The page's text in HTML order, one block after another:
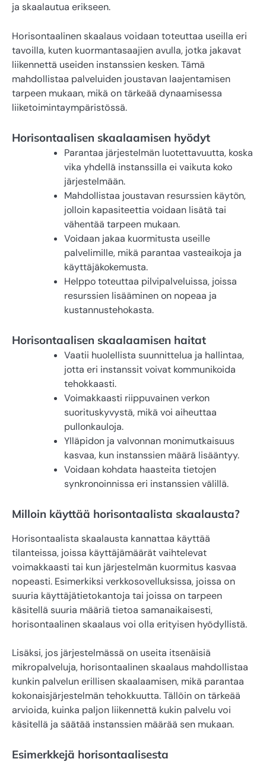
ja skaalautua erikseen.
Horisontaalinen skaalaus voidaan toteuttaa useilla eri
tavoilla, kuten kuormantasaajien avulla, jotka jakavat
liikennettä useiden instanssien kesken. Tämä
mahdollistaa palveluiden joustavan laajentamisen
tarpeen mukaan, mikä on tärkeää dynaamisessa
liiketoimintaympäristössä.
Horisontaalisen skaalaamisen hyödyt
Parantaa järjestelmän luotettavuutta, koska
vika yhdellä instanssilla ei vaikuta koko
järjestelmään.
Mahdollistaa joustavan resurssien käytön,
jolloin kapasiteettia voidaan lisätä tai
vähentää tarpeen mukaan.
Voidaan jakaa kuormitusta useille
palvelimille, mikä parantaa vasteaikoja ja
käyttäjäkokemusta.
Helppo toteuttaa pilvipalveluissa, joissa
resurssien lisääminen on nopeaa ja
kustannustehokasta.
Horisontaalisen skaalaamisen haitat
Vaatii huolellista suunnittelua ja hallintaa,
jotta eri instanssit voivat kommunikoida
tehokkaasti.
Voimakkaasti riippuvainen verkon
suorituskyvystä, mikä voi aiheuttaa
pullonkauloja.
Ylläpidon ja valvonnan monimutkaisuus
kasvaa, kun instanssien määrä lisääntyy.
Voidaan kohdata haasteita tietojen
synkronoinnissa eri instanssien välillä.
Milloin käyttää horisontaalista skaalausta?
Horisontaalista skaalausta kannattaa käyttää
tilanteissa, joissa käyttäjämäärät vaihtelevat
voimakkaasti tai kun järjestelmän kuormitus kasvaa
nopeasti. Esimerkiksi verkkosovelluksissa, joissa on
suuria käyttäjätietokantoja tai joissa on tarpeen
käsitellä suuria määriä tietoa samanaikaisesti,
horisontaalinen skaalaus voi olla erityisen hyödyllistä.
Lisäksi, jos järjestelmässä on useita itsenäisiä
mikropalveluja, horisontaalinen skaalaus mahdollistaa
kunkin palvelun erillisen skaalaamisen, mikä parantaa
kokonaisjärjestelmän tehokkuutta. Tällöin on tärkeää
arvioida, kuinka paljon liikennettä kukin palvelu voi
käsitellä ja säätää instanssien määrää sen mukaan.
Esimerkkejä horisontaalisesta